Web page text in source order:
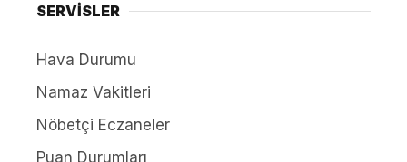
SERVİSLER
Hava Durumu
Namaz Vakitleri
Nöbetçi Eczaneler
Puan Durumları